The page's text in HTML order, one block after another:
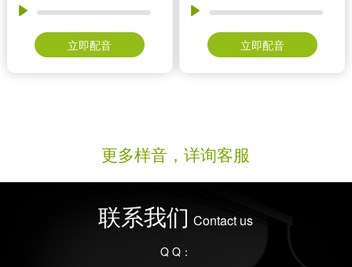
立即配音 立即配音
更多样音，详询客服
联系我们 Contact us
Q Q：